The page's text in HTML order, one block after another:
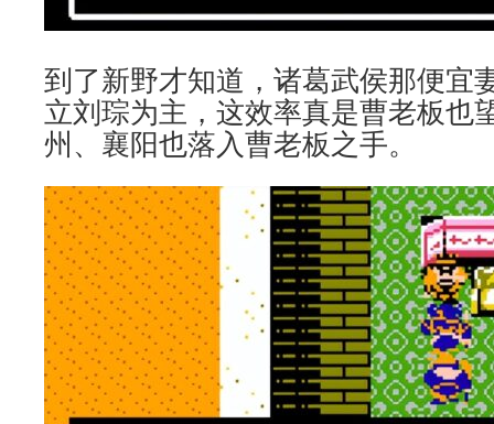
到了新野才知道，诸葛武侯那便宜
立刘琮为主，这效率真是曹老板也
州、襄阳也落入曹老板之手。